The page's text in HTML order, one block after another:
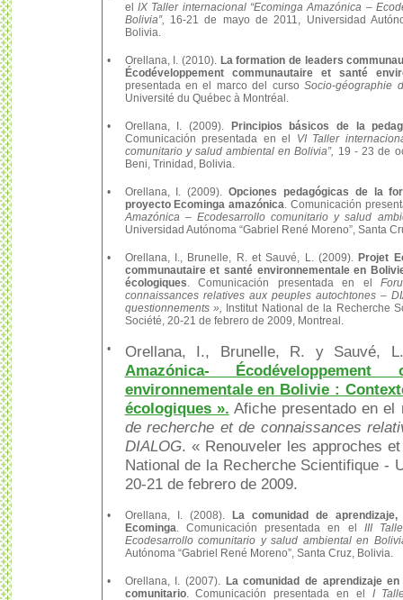
el IX Taller internacional “Ecominga Amazónica –
Bolivia”, 16-21 de mayo de 2011, Universidad
Bolivia.
• Orellana, I. (2010). La formation de leaders
Écodéveloppement communautaire et santé
presentada en el marco del cursoSocio-géographie
Université du Québec à Montréal.
• Orellana, I. (2009).
Principios básicos de la
Comunicación presentada en el
VI Taller
comunitario y salud ambiental en Bolivia”, 19 - 23 de
Beni, Trinidad, Bolivia.
• Orellana, I. (2009).Opciones pedagógicas de la
proyecto Ecominga amazónica. Comunicación
Amazónica – Ecodesarrollo comunitario y salud
Universidad Autónoma “Gabriel René Moreno”, Santa
• Orellana, I., Brunelle, R. et Sauvé, L. (2009). Projet
communautaire et santé environnementale en
écologiques. Comunicación presentada en el
connaissances relatives aux peuples autochtones –
questionnements », Institut National de la Recherche
Société, 20-21 de febrero de 2009, Montreal.
•
Orellana, I., Brunelle, R. y Sauvé,
Amazónica-
environnementale en Bolivie :
écologiques ». Afiche presentado en
de recherche et de connaissances
DIALOG. « Renouveler les approches
National de la Recherche Scientifique -
20-21 de febrero de 2009.
• Orellana, I. (2008).
La comunidad de
Ecominga. Comunicación presentada en el
III
Ecodesarrollo comunitario y salud ambiental en
Autónoma “Gabriel René Moreno”, Santa Cruz, Bolivia.
• Orellana, I. (2007). La comunidad de aprendizaje
comunitario. Comunicación presentada en el I